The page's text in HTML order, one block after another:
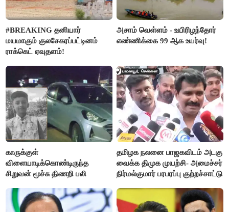
#BREAKING தனியார்
மயமாகும் குலசேகரப்பட்டினம்
ராக்கெட் ஏவுதளம்!
அசாம் வெள்ளம் - உயிரிழந்தோர்
எண்ணிக்கை 99 ஆக உயர்வு!
காருக்குள்
விளையாடிக்கொண்டிருந்த
சிறுவன் மூச்சு திணறி பலி
தமிழக நலனை பாஜகவிடம் அடகு
வைக்க திமுக முயற்சி- அமைச்சர்
நிர்மல்குமார் பரபரப்பு குற்றச்சாட்டு